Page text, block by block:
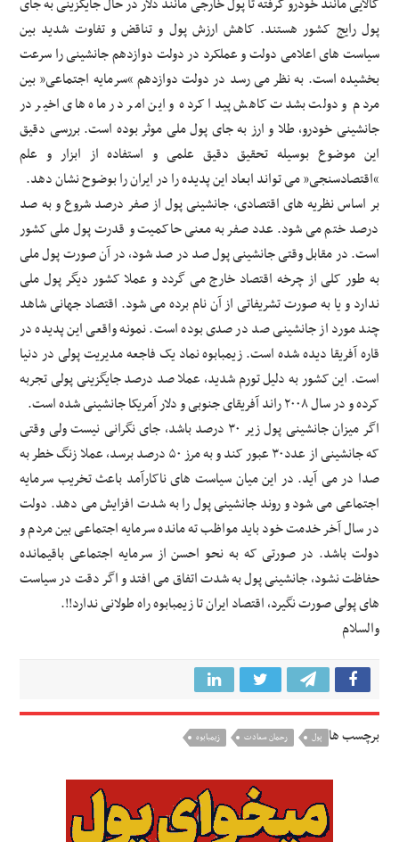
پول رایج کشور هستند. کاهش ارزش پول و تناقض و تفاوت شدید بین
سیاست های اعلامی دولت و عملکرد در دولت دوازدهم جانشینی را سرعت
بخشیده است. به نظر می رسد در دولت دوازدهم “سرمایه اجتماعی” بین
مردم و دولت بشدت کاهش پیدا کرده و این امر در ماه های اخیر در
جانشینی خودرو، طلا و ارز به جای پول ملی موثر بوده است. بررسی دقیق
این موضوع بوسیله تحقیق دقیق علمی و استفاده از ابزار و علم
“اقتصادسنجی” می تواند ابعاد این پدیده را در ایران را بوضوح نشان دهد.
بر اساس نظریه های اقتصادی، جانشینی پول از صفر درصد شروع و به صد
درصد ختم می شود. عدد صفر به معنی حاکمیت و قدرت پول ملی کشور
است. در مقابل وقتی جانشینی پول صد در صد شود، در آن صورت پول ملی
به طور کلی از چرخه اقتصاد خارج می گردد و عملا کشور دیگر پول ملی
ندارد و یا به صورت تشریفاتی از آن نام برده می شود. اقتصاد جهانی شاهد
چند مورد از جانشینی صد در صدی بوده است. نمونه واقعی این پدیده در
قاره آفریقا دیده شده است. زیمبابوه نماد یک فاجعه مدیریت پولی در دنیا
است. این کشور به دلیل تورم شدید، عملا صد درصد جایگزینی پولی تجربه
کرده و در سال ۲۰۰۸ راند آفریقای جنوبی و دلار آمریکا جانشینی شده است.
اگر میزان جانشینی پول زیر ۳۰ درصد باشد، جای نگرانی نیست ولی وقتی
که جانشینی از عدد۳۰ عبور کند و به مرز ۵۰ درصد برسد، عملا زنگ خطر به
صدا در می آید. در این میان سیاست های ناکارآمد باعث تخریب سرمایه
اجتماعی می شود و روند جانشینی پول را به شدت افزایش می دهد. دولت
در سال آخر خدمت خود باید مواظب ته مانده سرمایه اجتماعی بین مردم و
دولت باشد. در صورتی که به نحو احسن از سرمایه اجتماعی باقیمانده
حفاظت نشود، جانشینی پول به شدت اتفاق می افتد و اگر دقت در سیاست
های پولی صورت نگیرد، اقتصاد ایران تا زیمبابوه راه طولانی ندارد!!.
والسلام
برچسب ها پول رحمان سعادت زیمبابوه